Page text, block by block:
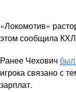
«Локомотив»
этом сообщила
Ранее Чехович
игрока связано с
зарплат.